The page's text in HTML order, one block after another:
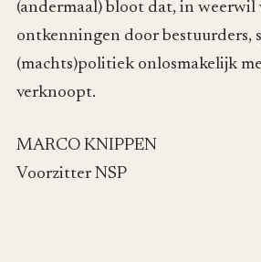
(andermaal) bloot dat, in
ontkenningen door bestuurders,
(machts)politiek onlosmakelijk
verknoopt.
MARCO KNIPPEN
Voorzitter NSP